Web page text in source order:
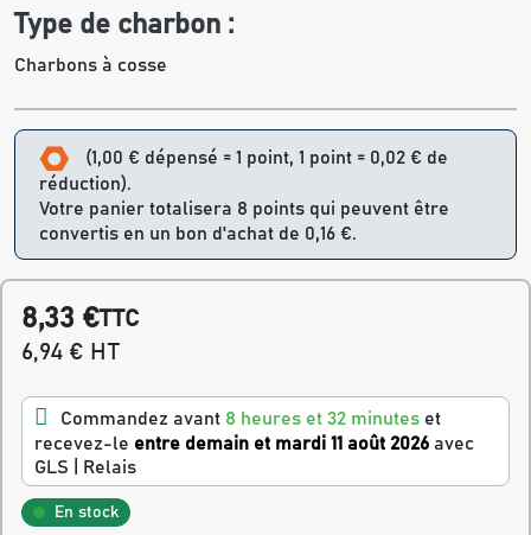
Type de charbon :
Charbons à cosse
(1,00 € dépensé = 1 point, 1 point = 0,02 € de
réduction).
Votre panier totalisera 8 points qui peuvent être
convertis en un bon d'achat de 0,16 €.
8,33 €TTC
6,94 € HT
Commandez avant 8 heures et 32 minutes et
recevez-le entre demain et mardi 11 août 2026 avec
GLS | Relais
En stock